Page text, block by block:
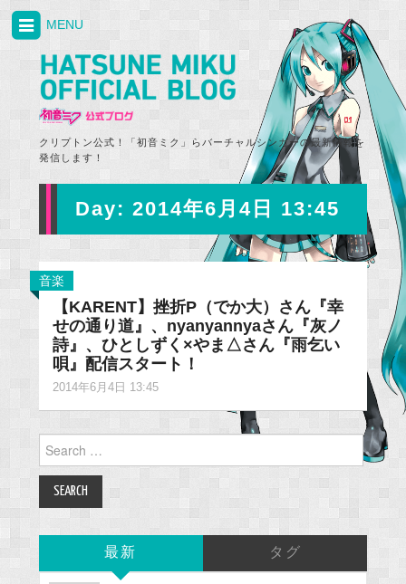
クリプトン公式！「初音ミク」らバーチャルシンガーの最新情報を
発信します！
MENU
Day: 2014年6月4日 13:45
音楽
【KARENT】挫折P（でか大）さん『幸
せの通り道』、nyanyannyaさん『灰ノ
詩』、ひとしずく×やま△さん『雨乞い
唄』配信スタート！
2014年6月4日 13:45
Search
for:
最新 タグ